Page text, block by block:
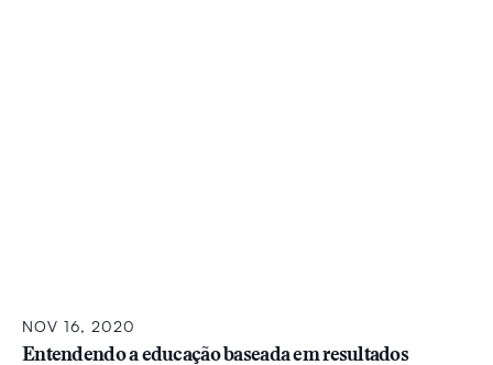
NOV 16, 2020
Entendendo a educação baseada em resultados